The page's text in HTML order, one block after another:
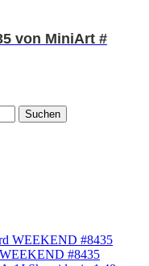
von MiniArt #
Suchen
#8435